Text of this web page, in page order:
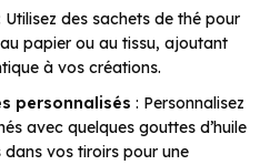
Utilisez des sachets de thé pour
papier ou au tissu, ajoutant
à vos créations.
personnalisés : Personnalisez
avec quelques gouttes d’huile
vos tiroirs pour une